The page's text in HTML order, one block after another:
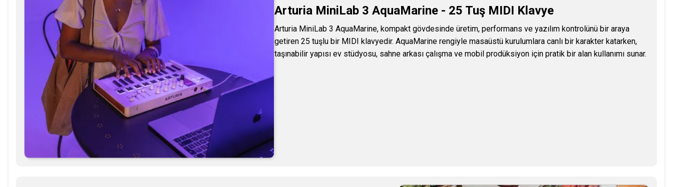
Arturia MiniLab 3 AquaMarine - 25 Tuş MIDI Klavye
Arturia MiniLab 3 AquaMarine, kompakt gövdesinde üretim, performans ve yazılım kontrolünü bir araya
getiren 25 tuşlu bir MIDI klavyedir. AquaMarine rengiyle masaüstü kurulumlara canlı bir karakter katarken,
taşınabilir yapısı ev stüdyosu, sahne arkası çalışma ve mobil prodüksiyon için pratik bir alan kullanımı sunar.